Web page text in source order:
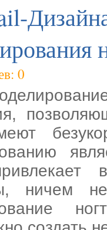
0
ничем